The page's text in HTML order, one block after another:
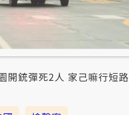
開銃彈死2人 家己嘛行短路